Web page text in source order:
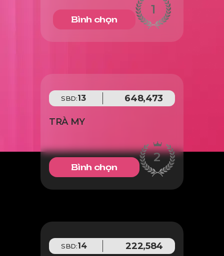
Bình chọn
1
SBD:13 648,473
TRÀ MY
Bình chọn
2
SBD:14 222,584